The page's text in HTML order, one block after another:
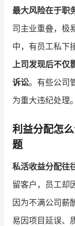
有赞云
最大风险在于职
司主业重叠，极
中，有员工私下
上司发现后不
诉讼。有些公司
为重大违纪处理。
利益分配怎
题
私活收益分配往
留客户，员工却
因为不满公司薪
易因项目延误、